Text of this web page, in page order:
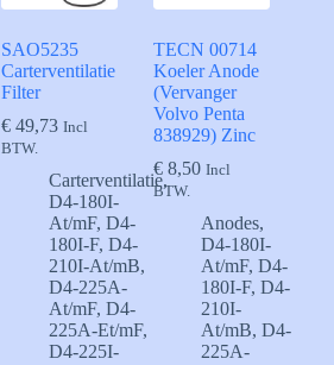
SAO5235
Carterventilatie
Filter
€ 49,73 Incl
BTW.
Carterventilatie,
D4-180I-
At/mF,D4-
180I-F,D4-
210I-At/mB,
D4-225A-
At/mF,D4-
225A-Et/mF,
D4-225I-
TECN 00714
Koeler Anode
(Vervanger
Volvo Penta
838929) Zinc
€ 8,50 Incl
BTW.
Anodes,
D4-180I-
At/mF,D4-
180I-F,D4-
210I-
At/mB,D4-
225A-